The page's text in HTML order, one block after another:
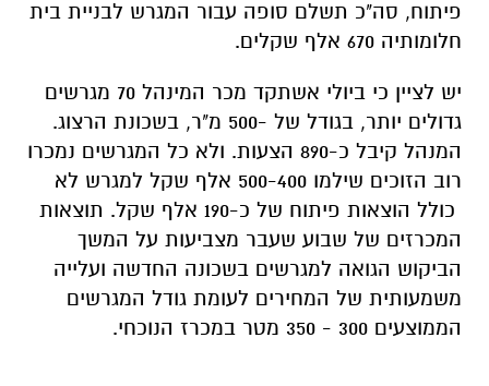
פיתוח, סה"כ תשלם סופה עבור המגרש לבניית בית
חלומותיה 670 אלף שקלים.
יש לציין כי ביולי אשתקד מכר המינהל 70 מגרשים
גדולים יותר, בגודל של -500 מ"ר, בשכונת הרצוג.
המנהל קיבל כ-890 הצעות. ולא כל המגרשים נמכרו
רוב הזוכים שילמו 500-400 אלף שקל למגרש לא
כולל הוצאות פיתוח של כ-190 אלף שקל. תוצאות
המכרזים של שבוע שעבר מצביעות על המשך
הביקוש הגואה למגרשים בשכונה החדשה ועלייה
משמעותית של המחירים לעומת גודל המגרשים
הממוצעים 300 - 350 מטר במכרז הנוכחי.